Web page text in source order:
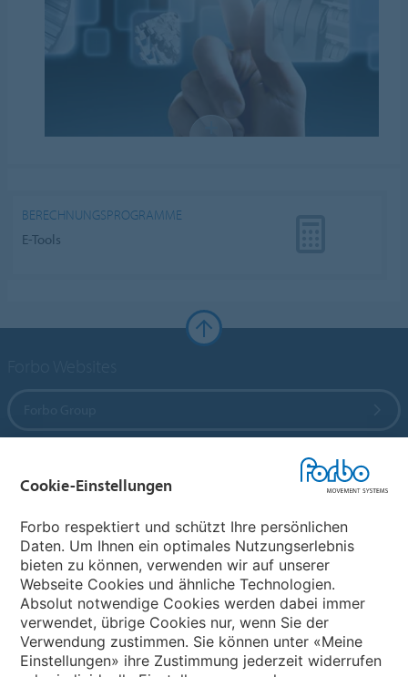
BERECHNUNGSPROGRAMME
E-Tools
Wählen Sie ein Land
Wählen Sie Ihr Land
Cookie-Einstellungen
Forbo respektiert und schützt Ihre persönlichen
Daten. Um Ihnen ein optimales Nutzungserlebnis
bieten zu können, verwenden wir auf unserer
Webseite Cookies und ähnliche Technologien.
Absolut notwendige Cookies werden dabei immer
verwendet, übrige Cookies nur, wenn Sie der
Verwendung zustimmen. Sie können unter «Meine
Einstellungen» ihre Zustimmung jederzeit widerrufen